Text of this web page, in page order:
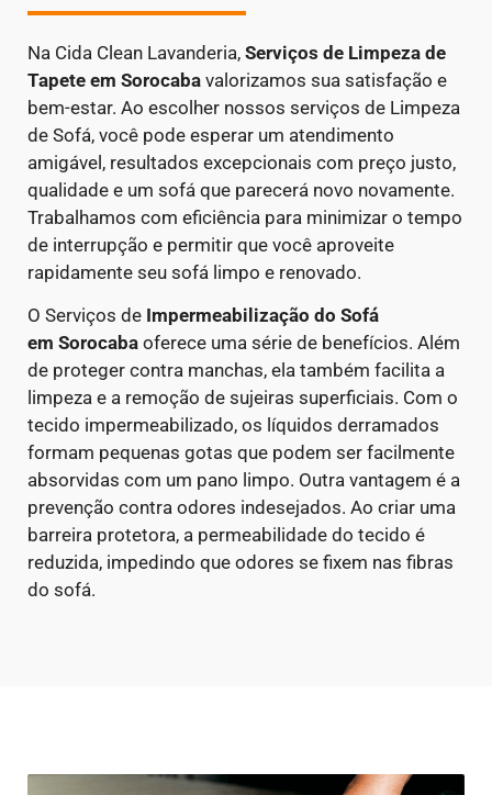
Na Cida Clean Lavanderia, Serviços de Limpeza de
Tapete em Sorocaba valorizamos sua satisfação e
bem-estar. Ao escolher nossos serviços de Limpeza
de Sofá, você pode esperar um atendimento
amigável, resultados excepcionais com preço justo,
qualidade e um sofá que parecerá novo novamente.
Trabalhamos com eficiência para minimizar o tempo
de interrupção e permitir que você aproveite
rapidamente seu sofá limpo e renovado.
O Serviços de Impermeabilização do Sofá
em Sorocaba oferece uma série de benefícios. Além
de proteger contra manchas, ela também facilita a
limpeza e a remoção de sujeiras superficiais. Com o
tecido impermeabilizado, os líquidos derramados
formam pequenas gotas que podem ser facilmente
absorvidas com um pano limpo. Outra vantagem é a
prevenção contra odores indesejados. Ao criar uma
barreira protetora, a permeabilidade do tecido é
reduzida, impedindo que odores se fixem nas fibras
do sofá.